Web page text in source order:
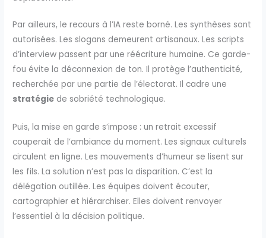
Par ailleurs, le recours à l’IA reste borné. Les synthèses sont
autorisées. Les slogans demeurent artisanaux. Les scripts
d’interview passent par une réécriture humaine. Ce garde-
fou évite la déconnexion de ton. Il protège l’authenticité,
recherchée par une partie de l’électorat. Il cadre une
stratégie de sobriété technologique.
Puis, la mise en garde s’impose : un retrait excessif
couperait de l’ambiance du moment. Les signaux culturels
circulent en ligne. Les mouvements d’humeur se lisent sur
les fils. La solution n’est pas la disparition. C’est la
délégation outillée. Les équipes doivent écouter,
cartographier et hiérarchiser. Elles doivent renvoyer
l’essentiel à la décision politique.